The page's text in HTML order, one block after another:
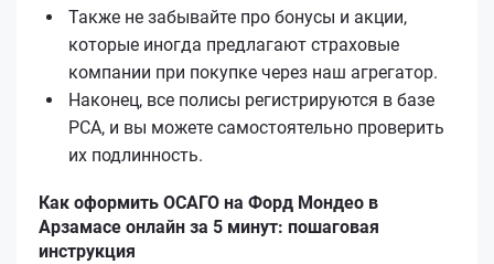
Также не забывайте про бонусы и акции,
которые иногда предлагают страховые
компании при покупке через наш агрегатор.
Наконец, все полисы регистрируются в базе
РСА, и вы можете самостоятельно проверить
их подлинность.
Как оформить ОСАГО на Форд Мондео в
Арзамасе онлайн за 5 минут: пошаговая
инструкция